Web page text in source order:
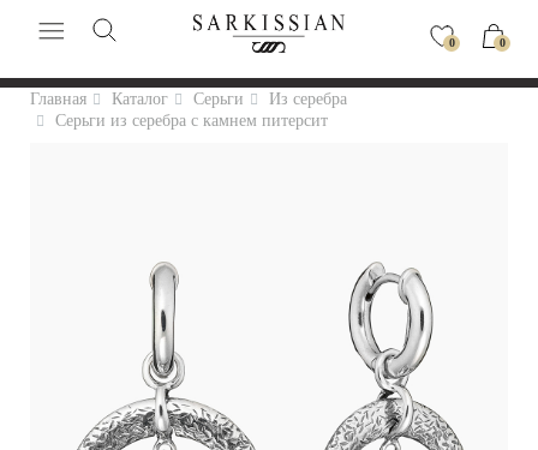
0 0
Главная Каталог Серьги
Из серебра
Серьги из серебра с камнем питерсит